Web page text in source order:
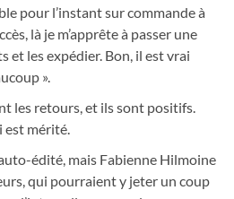
pour l’instant sur commande à
là je m’apprête à passer une
et les expédier. Bon, il est vrai
».
les retours, et ils sont positifs.
est mérité.
édité, mais Fabienne Hilmoine
qui pourraient y jeter un coup